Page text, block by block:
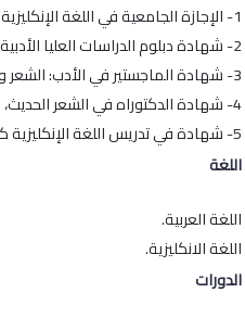
1- الإجازة الجامعية في اللغة الإنكليزية وآدابها، جامعة البعث، حمص - سورية.
2- شهادة دبلوم الدراسات العليا الأدبية - جامعة البعث، حمص - سورية.
3- شهادة الماجستير في الأدب: الشعر والنثر الأميركي - جامعة إسيكس - المملكة المتحدة البريطانية.
4- شهادة الدكتوراه في الشعر الحديث، جامعة شيفيلد هالام - المملكة المتحدة البريطانية.
5- شهادة في تدريس اللغة الإنكليزية كلغة ثانية، TESOL - جامعة أريزونا ستيت - الولايات المتحدة الأمريكية.
اللغة
اللغة العربية.
اللغة الانكليزية.
الدورات